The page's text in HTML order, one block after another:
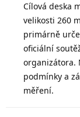
Cílová deska
velikosti 260
primárně
oficiální
organizátora.
podmínky a
měření.